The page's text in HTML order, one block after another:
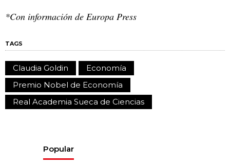
*Con información de Europa Press
TAGS
Claudia Goldin
Economía
Premio Nobel de Economía
Real Academia Sueca de Ciencias
Popular